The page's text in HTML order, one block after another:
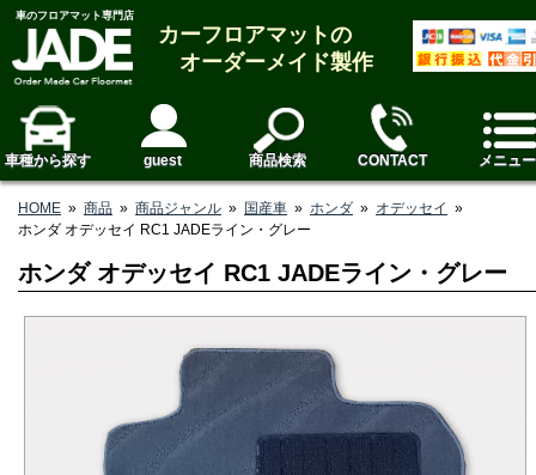
車のフロアマット専門店
カーフロアマットの
オーダーメイド製作
車種から探す guest 商品検索 CONTACT メニュー
HOME » 商品 » 商品ジャンル » 国産車 » ホンダ » オデッセイ »
ホンダ オデッセイ RC1 JADEライン・グレー
ホンダ オデッセイ RC1 JADEライン・グレー